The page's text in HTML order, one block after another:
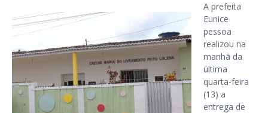
A prefeita
Eunice
pessoa
realizou na
manhã da
última
quarta-feira
(13) a
entrega de